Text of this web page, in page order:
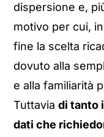
dispersione e,
motivo per cui,
fine la scelta
dovuto alla
e alla familiarità
Tuttaviadi tanto
dati che